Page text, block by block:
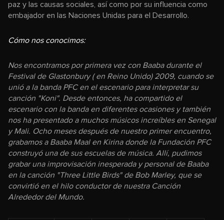
paz y las causas sociales, así como por su influencia como
embajador en las Naciones Unidas para el Desarrollo.
Cómo nos conocimos:
Nos encontramos por primera vez con Baaba durante el
Festival de Glastonbury ( en Reino Unido) 2009, cuando se
unió a la banda PFC en el escenario para interpretar su
canción "Koni". Desde entonces, ha compartido el
escenario con la banda en diferentes ocasiones y también
nos ha presentado a muchos músicos increíbles en Senegal
y Mali. Ocho meses después de nuestro primer encuentro,
grabamos a Baaba Maal en Kirina donde la Fundación PFC
construyó una de sus escuelas de música. Allí, pudimos
grabar una improvisación inesperada y personal de Baaba
en la canción "Three Little Birds" de Bob Marley, que se
convirtió en el hilo conductor de nuestra Canción
Alrededor del Mundo.